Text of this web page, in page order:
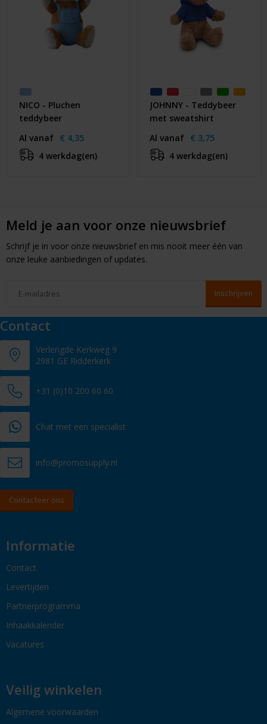
NICO - Pluchen
teddybeer
Al vanaf € 4,35
4 werkdag(en)
JOHNNY - Teddybeer
met sweatshirt
Al vanaf € 3,75
4 werkdag(en)
Meld je aan voor onze nieuwsbrief
Schrijf je in voor onze nieuwsbrief en mis nooit meer één van
onze leuke aanbiedingen of updates.
Contact
Verlengde Kerkweg 9
2981 GE Ridderkerk
+31 (0)10 200 60 60
Chat met een specialist
info@promosupply.nl
Contacteer ons
Informatie
Contact
Levertijden
Partnerprogramma
Inhaakkalender
Vacatures
Veilig winkelen
Algemene voorwaarden